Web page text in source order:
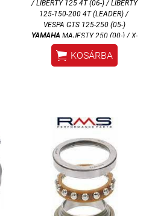
/LIBERTY 125 4T (06-) / LIBERTY
125-150-200 4T (LEADER) /
VESPA GTS 125-250 (05-)
YAMAHA MAJESTY 250 (00-) / X-
MAX 250 (05-)
 KOSÁRBA